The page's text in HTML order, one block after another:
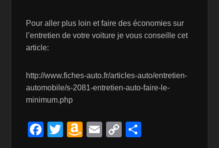
Pour aller plus loin et faire des économies sur
l’entretien de votre voiture je vous conseille cet
article:
http://www.fiches-auto.fr/articles-auto/entretien-
automobile/s-2081-entretien-auto-faire-le-
minimum.php
F
T
A
E
C